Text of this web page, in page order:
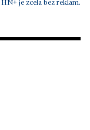
je zcela bez reklam.